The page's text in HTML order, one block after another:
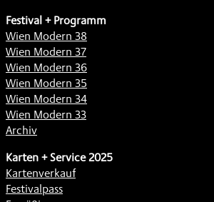
Festival + Programm
Wien Modern 38
Wien Modern 37
Wien Modern 36
Wien Modern 35
Wien Modern 34
Wien Modern 33
Archiv
Karten + Service 2025
Kartenverkauf
Festivalpass